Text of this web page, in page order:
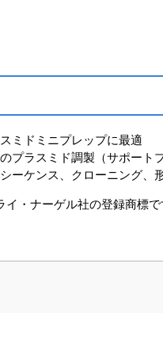
ミドミニプレップに最適
プラスミド調製（サポート
ーケンス、クローニング、
イ・ナーゲル社の登録商標